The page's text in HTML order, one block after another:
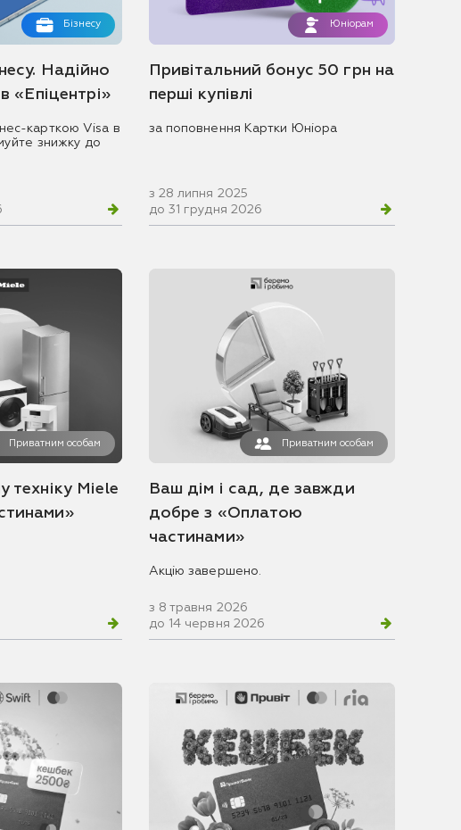
Бізнесу
Надійно
«Епіцентрі»
карткою Visa в
знижку до
Юніорам
Привітальний бонус 50 грн на
перші купівлі
за поповнення Картки Юніора
з 28 липня 2025
до 31 грудня 2026
Приватним особам
техніку Miele
Приватним особам
Ваш дім і сад, де завжди
добре з «Оплатою
частинами»
Акцію завершено.
з 8 травня 2026
до 14 червня 2026